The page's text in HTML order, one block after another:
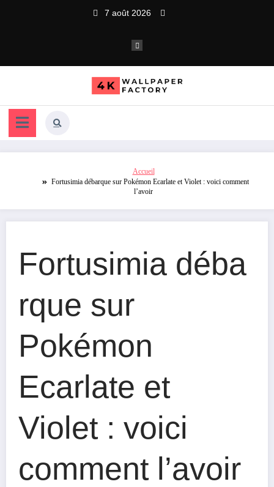
7 août 2026
Accueil
Fortusimia débarque sur Pokémon Ecarlate et Violet : voici comment
l’avoir
Fortusimia déba
rque sur
Pokémon
Ecarlate et
Violet : voici
comment l’avoir